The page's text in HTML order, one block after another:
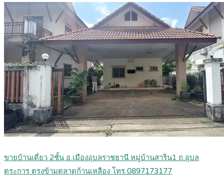
ขายบ้านเดี่ยว 2ชั้น อ.เมืองอุบลราชธานี หมู่บ้านสาริน1 ถ.อุบล
ตระการ ตรงข้ามตลาดก้านเหลือง โทร.0897173177